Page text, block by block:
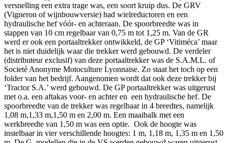
versnelling een extra trage was, een soort kruip dus. De GRV
(Vigneron of wijnbouwversie) had wielreductoren en een
hydraulische hef vóór- en achteraan. De spoorbreedte was in
stappen van 10 cm regelbaar van 0,75 m tot 1,25 m. Van de GR
werd er ook een portaaltrekker ontwikkeld, de GP ‘Vitiméca’ maar
het is niet duidelijk waar die trekker werd gebouwd. De verdeler
(distributeur exclusif) van deze portaaltrekker was de S.A.M.L. of
Societé Anonyme Motoculture Lyonnaise. Zo staat het toch op een
folder van het bedrijf. Aangenomen wordt dat ook deze trekker bij
‘Tractor S.A.’ werd gebouwd. De GP portaaltrekker was uitgerust
met o.a. een aftakas voor- en achter en een hydraulische hef. De
spoorbreedte van de trekker was regelbaar in 4 breedtes, namelijk
1,08 m,1,33 m,1,50 m en 2,00 m. Een maaibalk met een
werkbreedte van 1,50 m was een optie. Ook de hoogte was
instelbaar in vier verschillende hoogtes: 1 m, 1,18 m, 1,35 m en 1,50